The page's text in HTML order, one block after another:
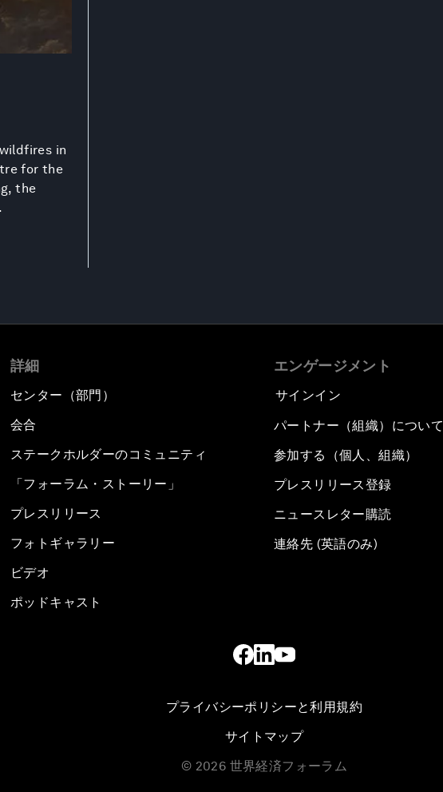
in
for the
the
詳細
センター（部門）
会合
ステークホルダーのコミュニティ
「フォーラム・ストーリー」
プレスリリース
フォトギャラリー
ビデオ
ポッドキャスト
エンゲージメント
サインイン
パートナー（組織）について
参加する（個人、組織）
プレスリリース登録
ニュースレター購読
連絡先 (英語のみ)
プライバシーポリシーと利用規約
サイトマップ
© 2026 世界経済フォーラム